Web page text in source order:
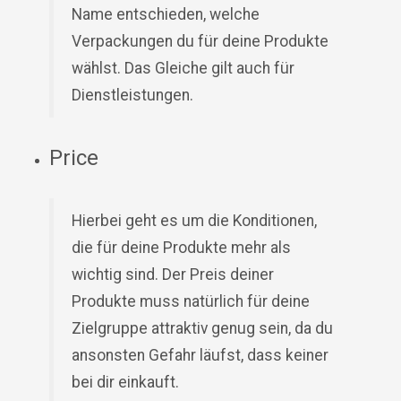
Name entschieden, welche
Verpackungen du für deine Produkte
wählst. Das Gleiche gilt auch für
Dienstleistungen.
Price
Hierbei geht es um die Konditionen,
die für deine Produkte mehr als
wichtig sind. Der Preis deiner
Produkte muss natürlich für deine
Zielgruppe attraktiv genug sein, da du
ansonsten Gefahr läufst, dass keiner
bei dir einkauft.